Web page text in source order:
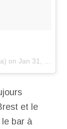
onJan 31, 2014 at 4:23am PST
et le
le bar à